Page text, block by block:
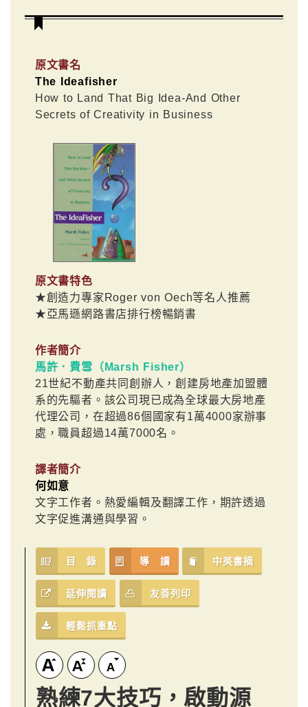
原文書名
The Ideafisher
How to Land That Big Idea-And Other
Secrets of Creativity in Business
原文書特色
★創造力專家Roger von Oech等名人推薦
★亞馬遜網路書店排行榜暢銷書
作者簡介
馬許．費雪（Marsh Fisher）
21世紀不動產共同創辦人，創建房地產加盟體
系的先驅者。該公司現已成為全球最大房地產
代理公司，在超過86個國家有1萬4000家辦事
處，職員超過14萬7000名。
譯者簡介
何如意
文字工作者。熱愛編輯及翻譯工作，期許透過
文字促進溝通與學習。
目 錄 導 讀 中英書摘
延伸閱讀 友善列印
輕鬆抓重點
熟練7大技巧，啟動源